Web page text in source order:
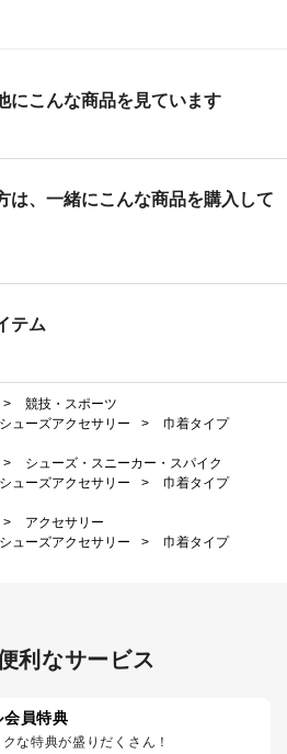
にこんな商品を見ています
は、一緒にこんな商品を購入して
テム
>
競技・スポーツ
シューズアクセサリー >
巾着タイプ
>
シューズ・スニーカー・スパイク
シューズアクセサリー >
巾着タイプ
>
アクセサリー
シューズアクセサリー >
巾着タイプ
利なサービス
会員特典
な特典が盛りだくさん！